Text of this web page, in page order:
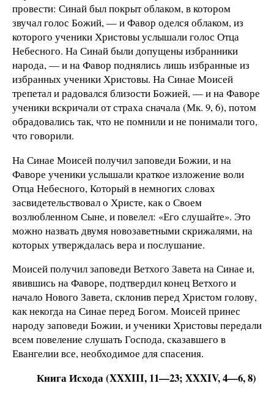
провести: Синай был покрыт облаком, в котором
звучал голос Божий, — и Фавор оделся облаком, из
которого ученики Христовы услышали голос Отца
Небесного. На Синай были допущены избранники
народа, — и на Фавор поднялись лишь избранные из
избранных ученики Христовы. На Синае Моисей
трепетал и радовался близости Божией, — и на Фаворе
ученики вскричали от страха сначала (Мк. 9, 6), потом
обрадовались так, что не помнили и не понимали того,
что говорили.
На Синае Моисей получил заповеди Божии, и на
Фаворе ученики услышали краткое изложение воли
Отца Небесного, Который в немногих словах
засвидетельствовал о Христе, как о Своем
возлюбленном Сыне, и повелел: «Его слушайте». Это
можно назвать двумя новозаветными скрижалями, на
которых утверждалась вера и послушание.
Моисей получил заповеди Ветхого Завета на Синае и,
явившись на Фаворе, подтвердил конец Ветхого и
начало Нового Завета, склонив перед Христом голову,
как некогда на Синае перед Богом. Моисей принес
народу заповеди Божии, и ученики Христовы передали
всем повеление слушать Господа, сказавшего в
Евангелии все, необходимое для спасения.
Книга Исхода (XXXIII, 11—23; XXXIV, 4—6, 8)